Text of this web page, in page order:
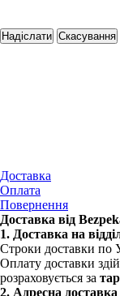
Надіслати Скасування
Доставка
Оплата
Повернення
Доставка від
1. Доставка на
Строки доставки по
Оплату доставки
розраховується за
2. Адресна